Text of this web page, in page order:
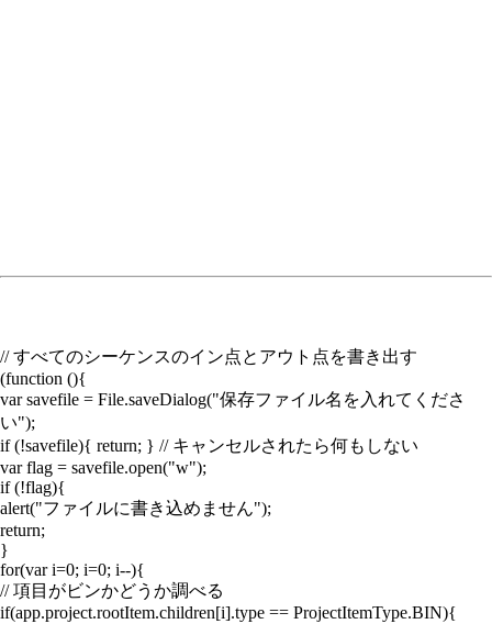
// すべてのシーケンスのイン点とアウト点を書き出す
(function (){
var savefile = File.saveDialog("保存ファイル名を入れてくださ
い");
if (!savefile){ return; } // キャンセルされたら何もしない
var flag = savefile.open("w");
if (!flag){
alert("ファイルに書き込めません");
return;
}
for(var i=0; i=0; i--){
// 項目がビンかどうか調べる
if(app.project.rootItem.children[i].type == ProjectItemType.BIN){